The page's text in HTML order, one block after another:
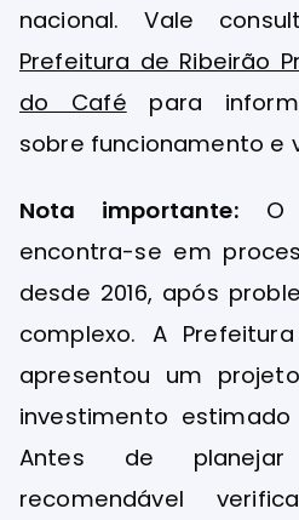
nacional. Vale
Prefeitura de Ribeirão
do Café para
sobre funcionamento e
Nota importante: O
encontra-se em
desde 2016, após
complexo. A
apresentou um
investimento
Antes de
recomendável